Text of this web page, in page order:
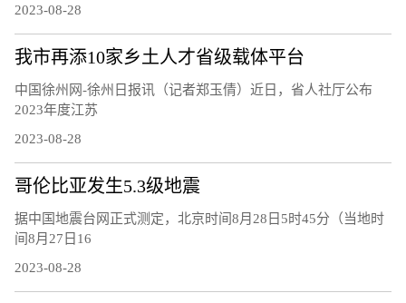
2023-08-28
我市再添10家乡土人才省级载体平台
中国徐州网-徐州日报讯（记者郑玉倩）近日，省人社厅公布
2023年度江苏
2023-08-28
哥伦比亚发生5.3级地震
据中国地震台网正式测定，北京时间8月28日5时45分（当地时
间8月27日16
2023-08-28